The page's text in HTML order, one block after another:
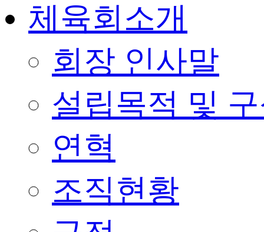
체육회소개
회장 인사말
설립목적 및
연혁
조직현황